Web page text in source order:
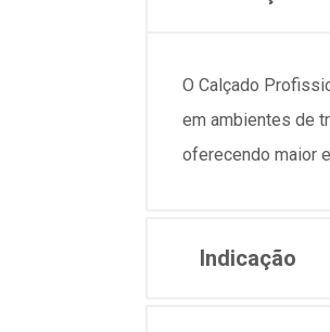
O Calçado
em ambientes de
oferecendo maior
Indicação